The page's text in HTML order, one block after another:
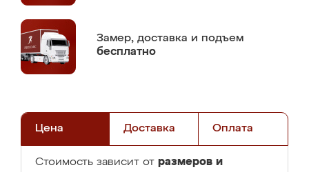
Замер, доставка и подъем
бесплатно
Цена Доставка Оплата
Стоимость зависит от размеров и